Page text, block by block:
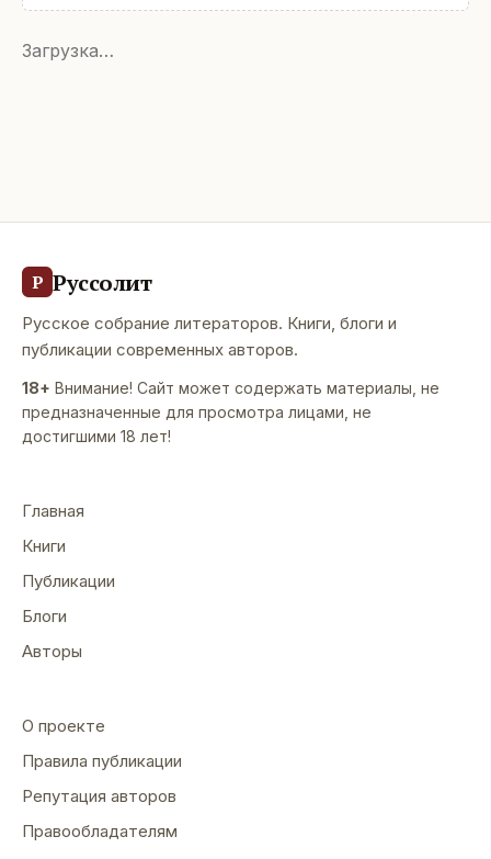
Загрузка…
Р Руссолит
Русское собрание литераторов. Книги, блоги и
публикации современных авторов.
18+ Внимание! Сайт может содержать материалы, не
предназначенные для просмотра лицами, не
достигшими 18 лет!
Главная
Книги
Публикации
Блоги
Авторы
О проекте
Правила публикации
Репутация авторов
Правообладателям